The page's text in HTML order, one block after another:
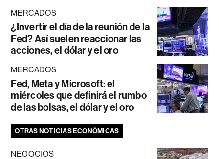
MERCADOS
¿Invertir el día de la reunión de la
Fed? Así suelen reaccionar las
acciones, el dólar y el oro
MERCADOS
Fed, Meta y Microsoft: el
miércoles que definirá el rumbo
de las bolsas, el dólar y el oro
OTRAS NOTICIAS ECONÓMICAS
NEGOCIOS